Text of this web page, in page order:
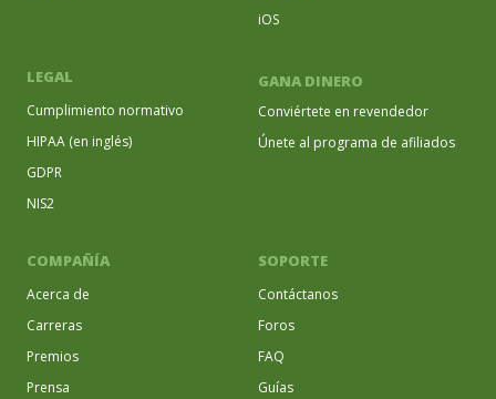
iOS
LEGAL
Cumplimiento normativo
HIPAA (en inglés)
GDPR
NIS2
GANA DINERO
Conviértete en revendedor
Únete al programa de afiliados
COMPAÑÍA
Acerca de
Carreras
Premios
Prensa
SOPORTE
Contáctanos
Foros
FAQ
Guías